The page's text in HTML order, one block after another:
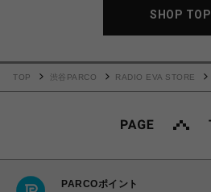
SHOP TOP
TOP 渋谷PARCO RADIO EVA STORE
PARCOポイント